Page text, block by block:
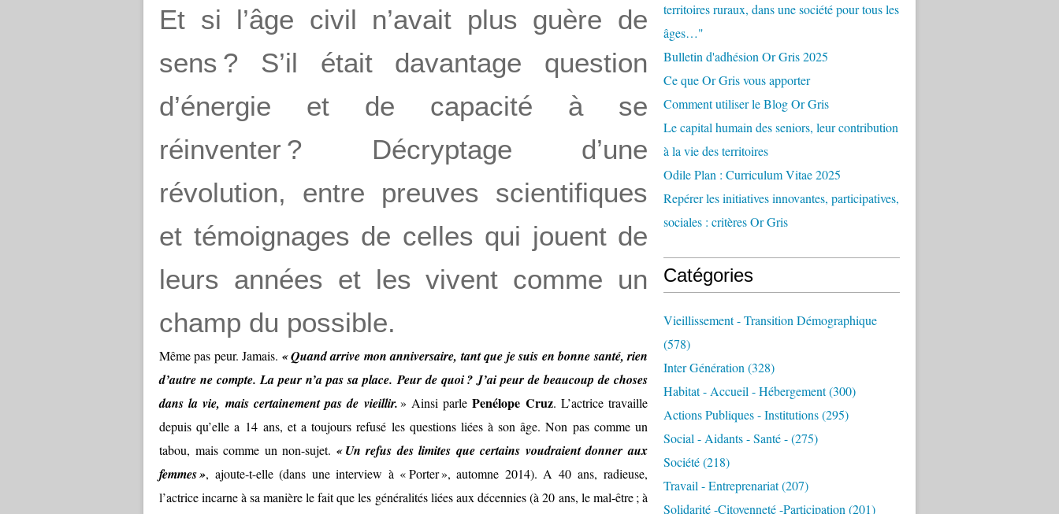
Et si l’âge civil n’avait plus guère de
sens ? S’il était davantage question
d’énergie et de capacité à se
réinventer ? Décryptage d’une
révolution, entre preuves scientifiques
et témoignages de celles qui jouent de
leurs années et les vivent comme un
champ du possible.
Même pas peur. Jamais. « Quand arrive mon anniversaire, tant que je suis en bonne santé, rien
d’autre ne compte. La peur n’a pas sa place. Peur de quoi ? J’ai peur de beaucoup de choses
dans la vie, mais certainement pas de vieillir.» Ainsi parlePenélope Cruz. L’actrice travaille
depuis qu’elle a 14 ans, et a toujours refusé les questions liées à son âge. Non pas comme un
tabou, mais comme un non-sujet. « Un refus des limites que certains voudraient donner aux
femmes », ajoute-t-elle (dans une interview à « Porter », automne 2014). A 40 ans, radieuse,
l’actrice incarne à sa manière le fait que les généralités liées aux décennies (à 20 ans, le mal-être ; à
territoires ruraux, dans une société pour tous les
âges…"
Bulletin d'adhésion Or Gris 2025
Ce que Or Gris vous apporter
Comment utiliser le Blog Or Gris
Le capital humain des seniors, leur contribution
à la vie des territoires
Odile Plan : Curriculum Vitae 2025
Repérer les initiatives innovantes, participatives,
sociales : critères Or Gris
Catégories
Vieillissement - Transition Démographique
(578)
Inter Génération (328)
Habitat - Accueil - Hébergement(300)
Actions Publiques - Institutions(295)
Social - Aidants - Santé -(275)
Société(218)
Travail - Entreprenariat(207)
Solidarité -citoyenneté -participation (201)